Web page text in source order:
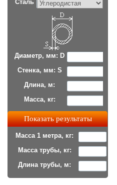
Сталь
Диаметр, мм: D
Стенка, мм: S
Длина, м:
Масса, кг:
Масса 1 метра, кг:
Масса трубы, кг:
Длина трубы, м: